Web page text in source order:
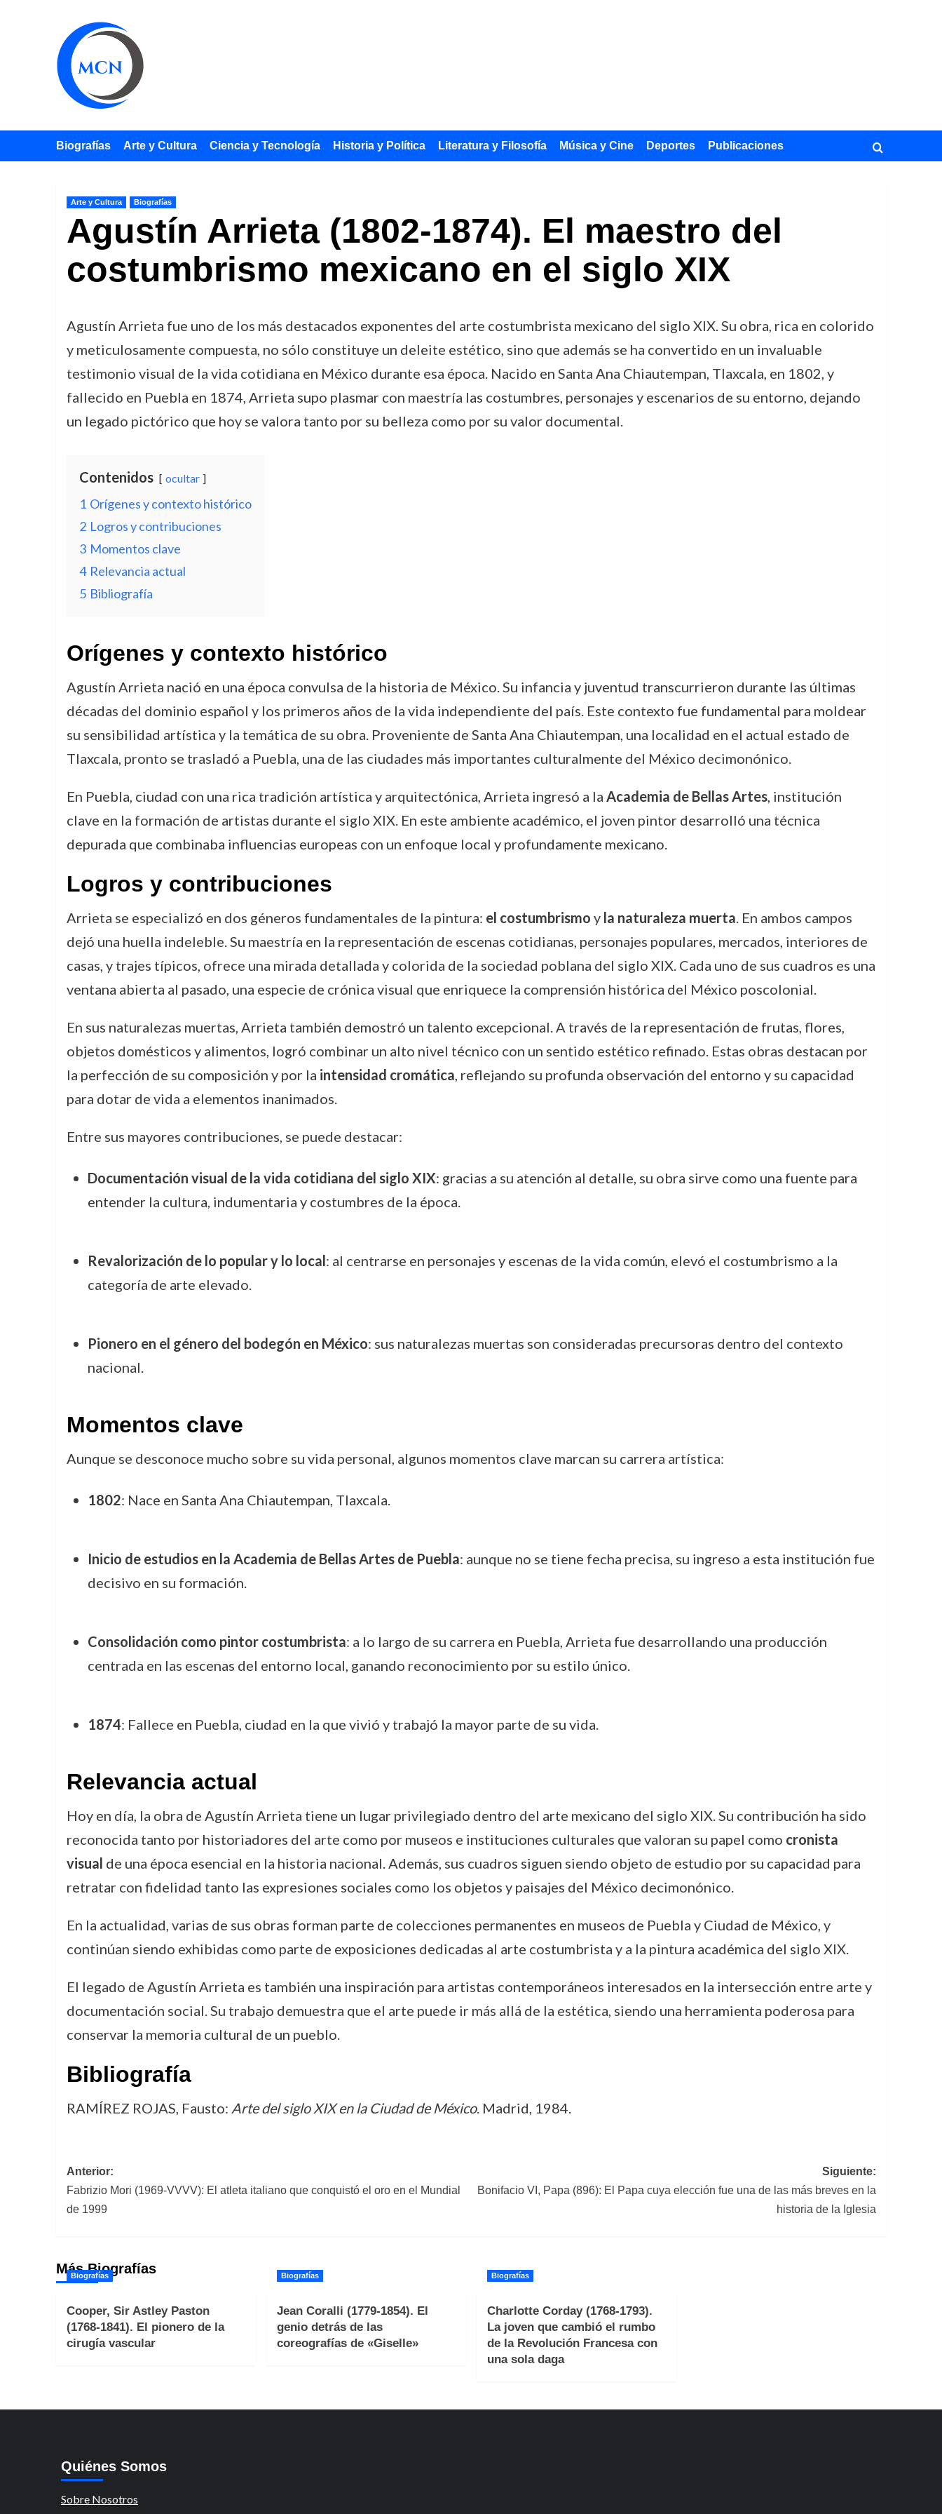
Biografías Arte y Cultura Ciencia y Tecnología Historia y Política Literatura y Filosofía Música y Cine Deportes Publicaciones
Arte y Cultura Biografías
Agustín Arrieta (1802-1874). El maestro del
costumbrismo mexicano en el siglo XIX
Agustín Arrieta fue uno de los más destacados exponentes del arte costumbrista mexicano del siglo XIX. Su obra, rica en colorido
y meticulosamente compuesta, no sólo constituye un deleite estético, sino que además se ha convertido en un invaluable
testimonio visual de la vida cotidiana en México durante esa época. Nacido en Santa Ana Chiautempan, Tlaxcala, en 1802, y
fallecido en Puebla en 1874, Arrieta supo plasmar con maestría las costumbres, personajes y escenarios de su entorno, dejando
un legado pictórico que hoy se valora tanto por su belleza como por su valor documental.
Contenidos ocultar
1 Orígenes y contexto histórico
2 Logros y contribuciones
3 Momentos clave
4 Relevancia actual
5 Bibliografía
Orígenes y contexto histórico
Agustín Arrieta nació en una época convulsa de la historia de México. Su infancia y juventud transcurrieron durante las últimas
décadas del dominio español y los primeros años de la vida independiente del país. Este contexto fue fundamental para moldear
su sensibilidad artística y la temática de su obra. Proveniente de Santa Ana Chiautempan, una localidad en el actual estado de
Tlaxcala, pronto se trasladó a Puebla, una de las ciudades más importantes culturalmente del México decimonónico.
En Puebla, ciudad con una rica tradición artística y arquitectónica, Arrieta ingresó a la Academia de Bellas Artes, institución
clave en la formación de artistas durante el siglo XIX. En este ambiente académico, el joven pintor desarrolló una técnica
depurada que combinaba influencias europeas con un enfoque local y profundamente mexicano.
Logros y contribuciones
Arrieta se especializó en dos géneros fundamentales de la pintura: el costumbrismo y la naturaleza muerta. En ambos campos
dejó una huella indeleble. Su maestría en la representación de escenas cotidianas, personajes populares, mercados, interiores de
casas, y trajes típicos, ofrece una mirada detallada y colorida de la sociedad poblana del siglo XIX. Cada uno de sus cuadros es una
ventana abierta al pasado, una especie de crónica visual que enriquece la comprensión histórica del México poscolonial.
En sus naturalezas muertas, Arrieta también demostró un talento excepcional. A través de la representación de frutas, flores,
objetos domésticos y alimentos, logró combinar un alto nivel técnico con un sentido estético refinado. Estas obras destacan por
la perfección de su composición y por la intensidad cromática, reflejando su profunda observación del entorno y su capacidad
para dotar de vida a elementos inanimados.
Entre sus mayores contribuciones, se puede destacar:
Documentación visual de la vida cotidiana del siglo XIX: gracias a su atención al detalle, su obra sirve como una fuente para
entender la cultura, indumentaria y costumbres de la época.
Revalorización de lo popular y lo local: al centrarse en personajes y escenas de la vida común, elevó el costumbrismo a la
categoría de arte elevado.
Pionero en el género del bodegón en México: sus naturalezas muertas son consideradas precursoras dentro del contexto
nacional.
Momentos clave
Aunque se desconoce mucho sobre su vida personal, algunos momentos clave marcan su carrera artística:
1802: Nace en Santa Ana Chiautempan, Tlaxcala.
Inicio de estudios en la Academia de Bellas Artes de Puebla: aunque no se tiene fecha precisa, su ingreso a esta institución fue
decisivo en su formación.
Consolidación como pintor costumbrista: a lo largo de su carrera en Puebla, Arrieta fue desarrollando una producción
centrada en las escenas del entorno local, ganando reconocimiento por su estilo único.
1874: Fallece en Puebla, ciudad en la que vivió y trabajó la mayor parte de su vida.
Relevancia actual
Hoy en día, la obra de Agustín Arrieta tiene un lugar privilegiado dentro del arte mexicano del siglo XIX. Su contribución ha sido
reconocida tanto por historiadores del arte como por museos e instituciones culturales que valoran su papel como cronista
visual de una época esencial en la historia nacional. Además, sus cuadros siguen siendo objeto de estudio por su capacidad para
retratar con fidelidad tanto las expresiones sociales como los objetos y paisajes del México decimonónico.
En la actualidad, varias de sus obras forman parte de colecciones permanentes en museos de Puebla y Ciudad de México, y
continúan siendo exhibidas como parte de exposiciones dedicadas al arte costumbrista y a la pintura académica del siglo XIX.
El legado de Agustín Arrieta es también una inspiración para artistas contemporáneos interesados en la intersección entre arte y
documentación social. Su trabajo demuestra que el arte puede ir más allá de la estética, siendo una herramienta poderosa para
conservar la memoria cultural de un pueblo.
Bibliografía
RAMÍREZ ROJAS, Fausto: Arte del siglo XIX en la Ciudad de México. Madrid, 1984.
Navegación
de
Anterior:
Fabrizio Mori (1969-VVVV): El atleta italiano que conquistó el oro en el Mundial
de 1999
Siguiente:
Bonifacio VI, Papa (896): El Papa cuya elección fue una de las más breves en la
historia de la Iglesia
Más Biografías
Biografías
Cooper, Sir Astley Paston
(1768-1841). El pionero de la
cirugía vascular
Biografías
Jean Coralli (1779-1854). El
genio detrás de las
coreografías de «Giselle»
Biografías
Charlotte Corday (1768-1793).
La joven que cambió el rumbo
de la Revolución Francesa con
una sola daga
Quiénes Somos
Sobre Nosotros